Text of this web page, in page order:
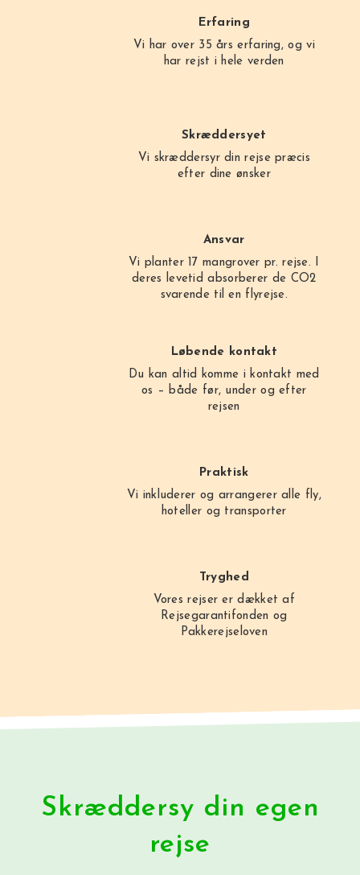
Erfaring
Vi har over 35 års erfaring, og vi
har rejst i hele verden
Skræddersyet
Vi skræddersyr din rejse præcis
efter dine ønsker
Ansvar
Vi planter 17 mangrover pr. rejse. I
deres levetid absorberer de CO2
svarende til en flyrejse.
Løbende kontakt
Du kan altid komme i kontakt med
os – både før, under og efter
rejsen
Praktisk
Vi inkluderer og arrangerer alle fly,
hoteller og transporter
Tryghed
Vores rejser er dækket af
Rejsegarantifonden og
Pakkerejseloven
Skræddersy din egen
rejse